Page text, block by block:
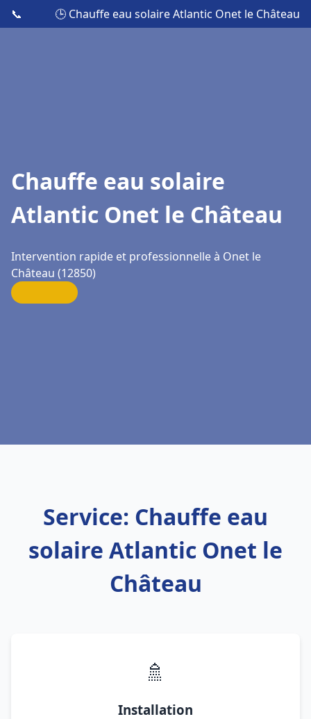
📞 🕒 Chauffe eau solaire Atlantic Onet le Château
Chauffe eau solaire
Atlantic Onet le Château
Intervention rapide et professionnelle à Onet le
Château (12850)
Service: Chauffe eau
solaire Atlantic Onet le
Château
🚿
Installation